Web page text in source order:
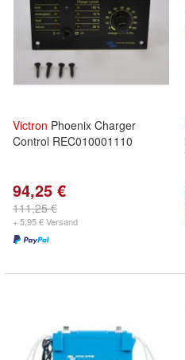
Victron Phoenix Charger
Control REC010001110
94,25 €
111,25 €
+ 5,95 € Versand